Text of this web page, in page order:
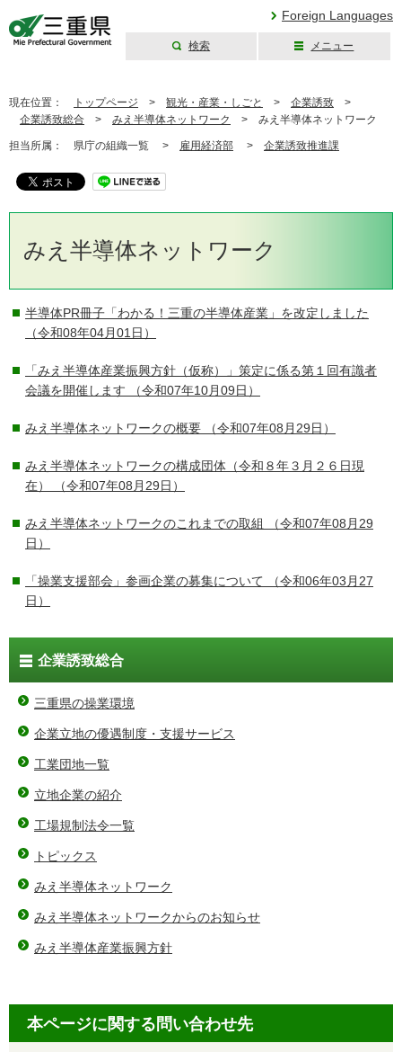
Foreign Languages
検索 メニュー
現在位置： トップページ > 観光・産業・しごと > 企業誘致 >
企業誘致総合 > みえ半導体ネットワーク > みえ半導体ネットワーク
担当所属： 県庁の組織一覧 > 雇用経済部 > 企業誘致推進課
みえ半導体ネットワーク
半導体PR冊子「わかる！三重の半導体産業」を改定しました
（令和08年04月01日）
「みえ半導体産業振興方針（仮称）」策定に係る第１回有識者
会議を開催します （令和07年10月09日）
みえ半導体ネットワークの概要 （令和07年08月29日）
みえ半導体ネットワークの構成団体（令和８年３月２６日現
在）
（令和07年08月29日）
みえ半導体ネットワークのこれまでの取組
（令和07年08月29
日）
「操業支援部会」参画企業の募集について （令和06年03月27
日）
企業誘致総合
三重県の操業環境
企業立地の優遇制度・支援サービス
工業団地一覧
立地企業の紹介
工場規制法令一覧
トピックス
みえ半導体ネットワーク
みえ半導体ネットワークからのお知らせ
みえ半導体産業振興方針
本ページに関する問い合わせ先